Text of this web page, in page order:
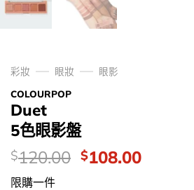
彩妝 眼妝
眼影
COLOURPOP
Duet
5色眼影盤
價
錢：
$120.00 Original
$108.00Current
限購一件